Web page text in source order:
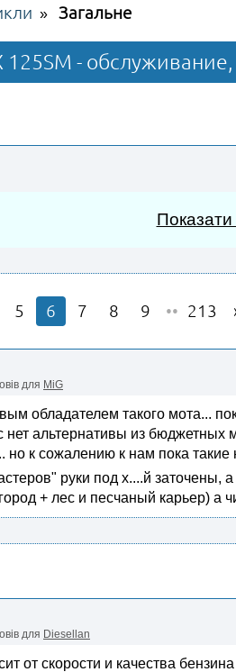
» Загальне
125SM -
5 6 7 8 9 •• 213
для MiG
обладателем такого мота...
альтернативы из бюджетных
но к сожалению к нам пока такие
руки под х....й заточены,
+ лес и песчаный карьер) а
для Diesellan
от скорости и качества